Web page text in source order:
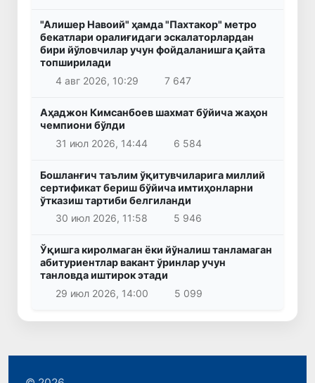
"Алишер Навоий" ҳамда "Пахтакор" метро
бекатлари оралиғидаги эскалаторлардан
бири йўловчилар учун фойдаланишга қайта
топширилади
4 авг 2026, 10:29
7 647
Аҳаджон Кимсанбоев шахмат бўйича жаҳон
чемпиони бўлди
31 июл 2026, 14:44
6 584
Бошланғич таълим ўқитувчиларига миллий
сертификат бериш бўйича имтиҳонларни
ўтказиш тартиби белгиланди
30 июл 2026, 11:58
5 946
Ўқишга киролмаган ёки йўналиш танламаган
абитуриентлар вакант ўринлар учун
танловда иштирок этади
29 июл 2026, 14:00
5 099